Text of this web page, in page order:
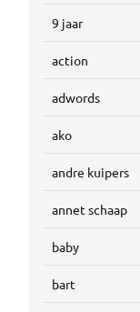
9 jaar
action
adwords
ako
andre kuipers
annet schaap
baby
bart